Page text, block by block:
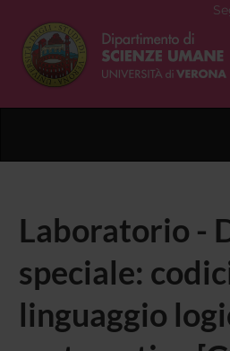
Laboratorio -
speciale:
linguaggio